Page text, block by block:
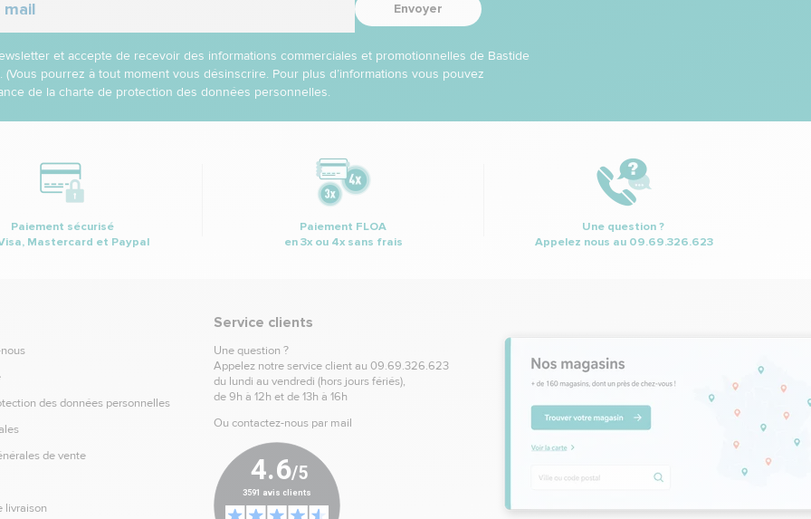
Envoyer
et accepte de recevoir des informations commerciales et promotionnelles de Bastide
(Vous pourrez à tout moment vous désinscrire. Pour plus d’informations vous pouvez
de la charte de protection des données personnelles.
Paiement sécurisé
Mastercard et Paypal
Paiement FLOA
en 3x ou 4x sans frais
Une question ?
Appelez nous au 09.69.326.623
des données personnelles
de vente
livraison
Service clients
Une question ?
Appelez notre service client au 09.69.326.623
du lundi au vendredi (hors jours fériés),
de 9h à 12h et de 13h à 16h
Ou contactez-nous par mail